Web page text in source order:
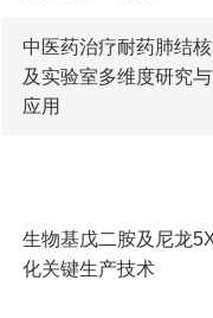
中医药治疗耐药肺结
及实验室多维度研究
应用
生物基戊二胺及尼龙
化关键生产技术